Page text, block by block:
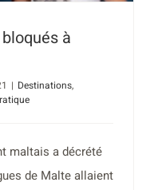
à
| Destinations,
maltais a décrété
de Malte allaient